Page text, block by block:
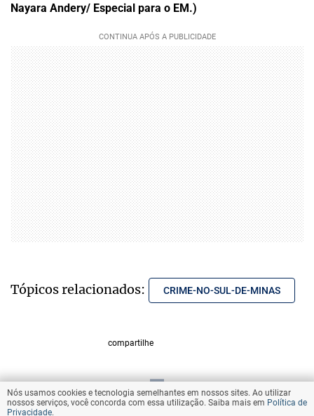
Nayara Andery/ Especial para o EM.)
Tópicos relacionados: CRIME-NO-SUL-DE-MINAS
compartilhe
VOLTAR AO TOPO
Nós usamos cookies e tecnologia semelhantes em nossos sites. Ao utilizar
nossos serviços, você concorda com essa utilização. Saiba mais em Política de
Privacidade.